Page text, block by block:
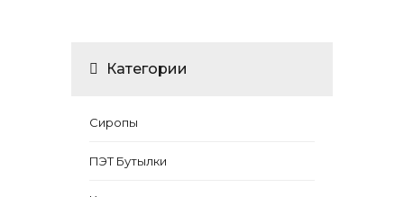
Категории
Сиропы
ПЭТ Бутылки